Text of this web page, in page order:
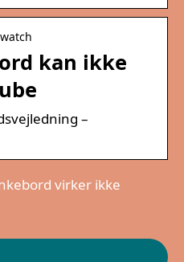
kan ikke
–
virker ikke